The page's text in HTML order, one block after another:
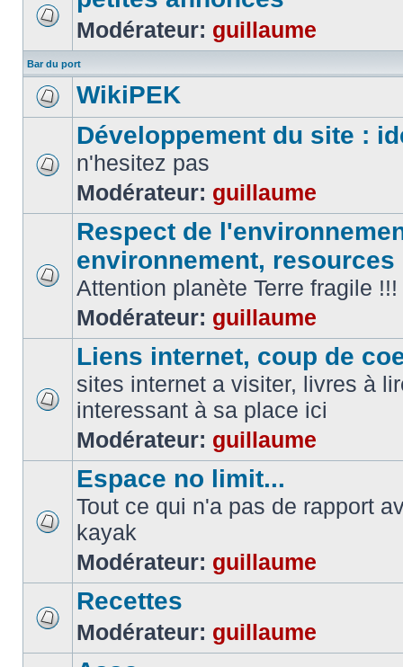
Modérateur: guillaume
Bar du port
WikiPEK
Développement du site :
n'hesitez pas
Modérateur: guillaume
Respect de
environnement, resources
Attention planète Terre fragile !!!
Modérateur: guillaume
Liens internet, coup de
sites internet a visiter, livres à
interessant à sa place ici
Modérateur: guillaume
Espace no limit...
Tout ce qui n'a pas de rapport
kayak
Modérateur: guillaume
Recettes
Modérateur: guillaume